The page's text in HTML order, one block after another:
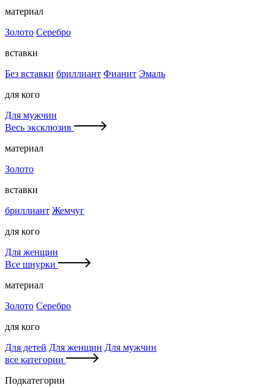
материал
Золото Серебро
вставки
Без вставки бриллиант Фианит Эмаль
для кого
Для мужчин
Весь эксклюзив
материал
Золото
вставки
бриллиант Жемчуг
для кого
Для женщин
Все шнурки
материал
Золото Серебро
для кого
Для детей Для женщин Для мужчин
все категории
Подкатегории